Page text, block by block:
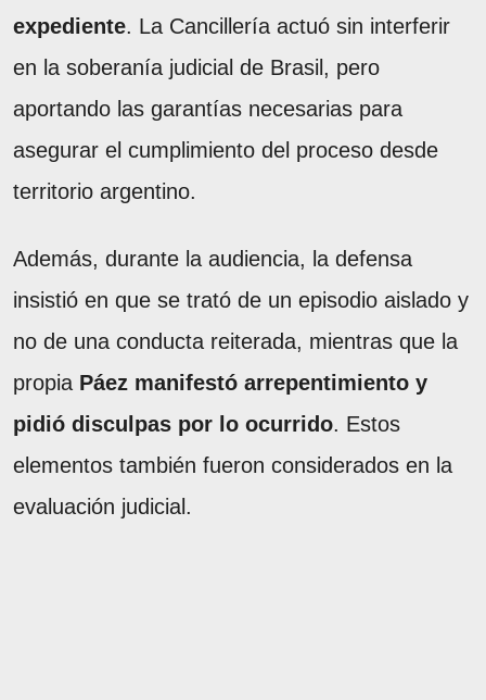
expediente. La Cancillería actuó sin interferir
en la soberanía judicial de Brasil, pero
aportando las garantías necesarias para
asegurar el cumplimiento del proceso desde
territorio argentino.
Además, durante la audiencia, la defensa
insistió en que se trató de un episodio aislado y
no de una conducta reiterada, mientras que la
propia Páez manifestó arrepentimiento y
pidió disculpas por lo ocurrido. Estos
elementos también fueron considerados en la
evaluación judicial.